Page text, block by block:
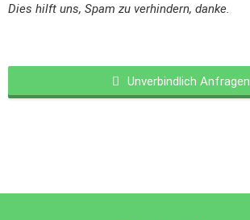
Dies hilft uns, Spam zu verhindern, danke.
Unverbindlich Anfragen
left